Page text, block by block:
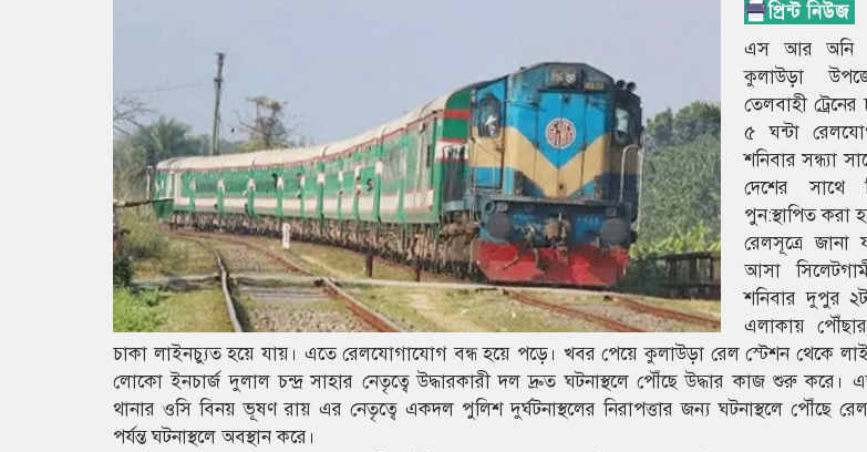
এস আর অনি
কুলাউড়া
তেলবাহী
৫ ঘন্টা
শনিবার সন্ধ্যা
দেশের সাথে
পুন:স্থাপিত করা
রেলসূত্রে জানা
আসা
শনিবার দুপুর
এলাকায়
চাকা লাইনচ্যুত হয়ে যায়। এতে রেলযোগাযোগ বন্ধ হয়ে পড়ে। খবর পেয়ে কুলাউড়া রেল স্টেশন থেকে
লোকো ইনচার্জ দুলাল চন্দ্র সাহার নেতৃত্বে উদ্ধারকারী দল দ্রুত ঘটনাস্থলে পৌঁছে উদ্ধার কাজ শুরু করে।
থানার ওসি বিনয় ভূষণ রায় এর নেতৃত্বে একদল পুলিশ দুর্ঘটনাস্থলের নিরাপত্তার জন্য ঘটনাস্থলে পৌঁছে
পর্যন্ত ঘটনাস্থলে অবস্থান করে।